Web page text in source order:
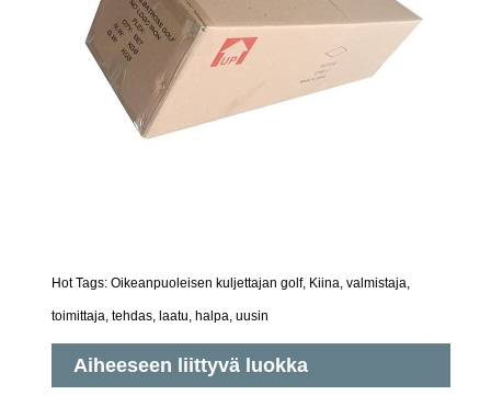
Hot Tags: Oikeanpuoleisen kuljettajan golf, Kiina, valmistaja,
toimittaja, tehdas, laatu, halpa, uusin
Aiheeseen liittyvä luokka